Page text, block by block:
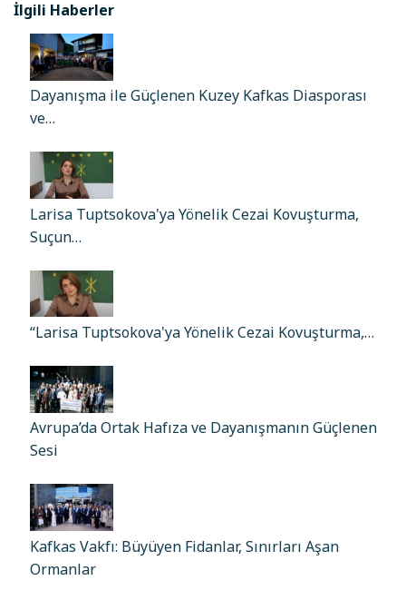
İlgili Haberler
Dayanışma ile Güçlenen Kuzey Kafkas Diasporası
ve…
Larisa Tuptsokova'ya Yönelik Cezai Kovuşturma,
Suçun…
“Larisa Tuptsokova'ya Yönelik Cezai Kovuşturma,…
Avrupa’da Ortak Hafıza ve Dayanışmanın Güçlenen
Sesi
Kafkas Vakfı: Büyüyen Fidanlar, Sınırları Aşan
Ormanlar